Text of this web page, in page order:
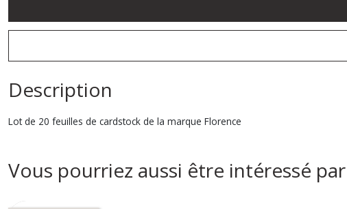
Description
Lot de 20 feuilles de cardstock de la marque Florence
Vous pourriez aussi être intéressé par